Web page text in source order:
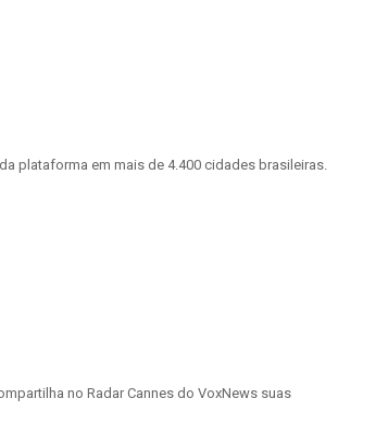
plataforma em mais de 4.400 cidades brasileiras.
no Radar Cannes do VoxNews suas